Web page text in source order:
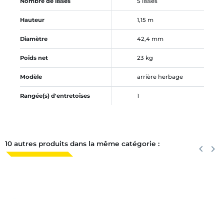
Hauteur 1,15 m
Diamètre 42,4 mm
Poids net 23 kg
Modèle arrière herbage
Rangée(s) d'entretoises 1
10 autres produits dans la même catégorie : keyboard_arrow_left keyboard_arrow_right